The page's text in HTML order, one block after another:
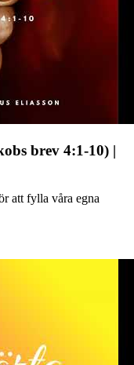
brev 4:1-10) |
att fylla våra egna